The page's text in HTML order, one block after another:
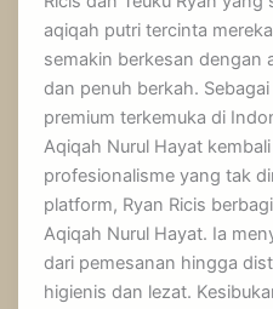
aqiqah putri tercinta
semakin berkesan dengan
dan penuh berkah.
premium terkemuka di
Aqiqah Nurul Hayat
profesionalisme yang tak
platform, Ryan Ricis
Aqiqah Nurul Hayat. Ia
dari pemesanan hingga
higienis dan lezat.